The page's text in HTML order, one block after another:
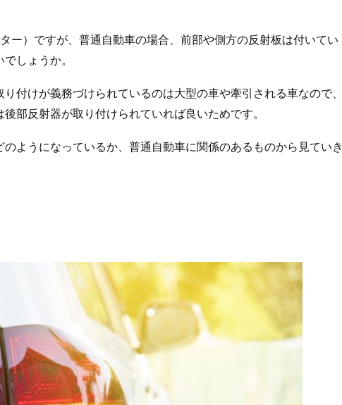
ー）ですが、普通自動車の場合、前部や側方の反射板は付いてい
しょうか。
付けが義務づけられているのは大型の車や牽引される車なので、
部反射器が取り付けられていれば良いためです。
ようになっているか、普通自動車に関係のあるものから見ていき